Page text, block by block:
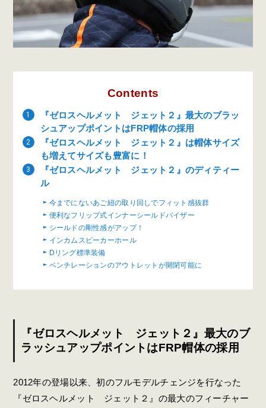
Contents
『ゼロスヘルメット ジェット２』最大のブラッ
シュアップポイントはFRP帽体の採用
『ゼロスヘルメット ジェット２』は帽体サイズ
も増えてサイズも豊富に！
『ゼロスヘルメット ジェット２』のディティー
ル
今までにないあご紐の取り回しでフィット感抜群
便利なフリップ式インナーシールドバイザー
シールドの剛性感がアップ！
インカムスピーカーホール
Dリング標準装備
ベンチレーションのアウトレットが開閉可能に
『ゼロスヘルメット ジェット２』最大のブ
ラッシュアップポイントはFRP帽体の採用
2012年の登場以来、初のフルモデルチェンジを行なった
『ゼロスヘルメット ジェット２』の最大のフィーチャー